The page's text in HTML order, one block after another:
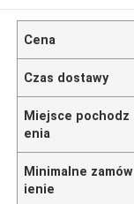
Cena
Czas dostawy
Miejsce pochodz
enia
Minimalne zamów
ienie